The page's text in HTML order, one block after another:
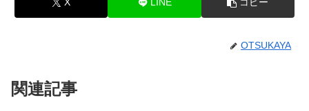
OTSUKAYA
関連記事